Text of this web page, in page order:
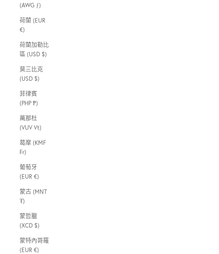
(AWG ƒ)
荷蘭 (EUR
€)
荷蘭加勒比
區 (USD $)
莫三比克
(USD $)
菲律賓
(PHP ₱)
萬那杜
(VUV Vt)
葛摩 (KMF
Fr)
葡萄牙
(EUR €)
蒙古 (MNT
₮)
蒙哲臘
(XCD $)
蒙特內哥羅
(EUR €)